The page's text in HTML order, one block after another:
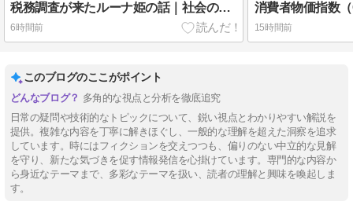
税務調査が来たルーナ姫の話｜社会のしくみ｜姫森ルーナ
6時間前 15時間前
このブログのここがポイント
多角的な視点と分析を徹底追究
日常の疑問や技術的なトピックについて、鋭い視点とわかりやすい解説を
提供。複雑な内容を丁寧に解きほぐし、一般的な理解を超えた洞察を追求
しています。時にはフィクションを交えつつも、偏りのない中立的な見解
を守り、新たな気づきを促す情報発信を心掛けています。専門的な内容か
ら身近なテーマまで、多彩なテーマを扱い、読者の理解と興味を喚起しま
す。